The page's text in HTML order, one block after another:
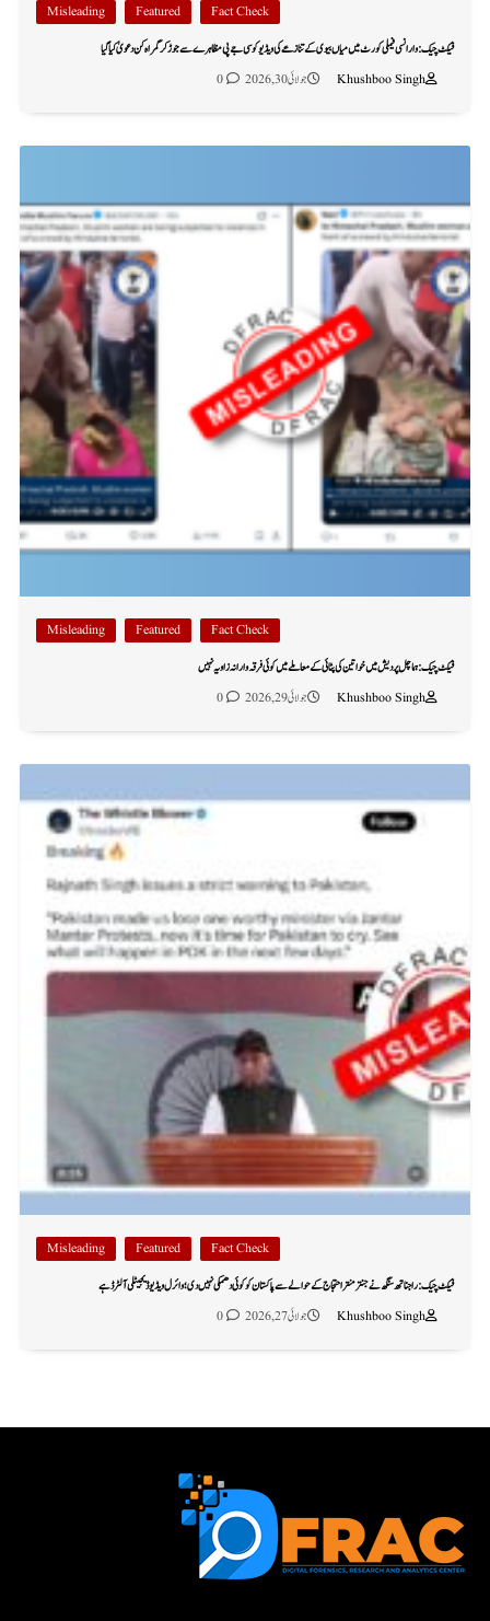
Fact Check
Featured
Misleading
فیکٹ چیک: وارانسی فیملی کورٹ میں میاں بیوی کے تنازعے کی ویڈیو کو سی جے پی مظاہرے سے جوڑ کر گمراہ کن دعویٰ کیا گیا
Khushboo Singh
جولائی 30, 2026 0
Fact Check
Featured
Misleading
فیکٹ چیک: ہماچل پردیش میں خواتین کی پٹائی کے معاملے میں کوئی فرقہ وارانہ زاویہ نہیں
Khushboo Singh
جولائی 29, 2026 0
Fact Check
Featured
Misleading
فیکٹ چیک: راجناتھ سنگھ نے جنتر منتر احتجاج کے حوالے سے پاکستان کو کوئی دھمکی نہیں دی؛ وائرل ویڈیو ڈیجیٹلی آلٹرڈ ہے
Khushboo Singh
جولائی 27, 2026 0